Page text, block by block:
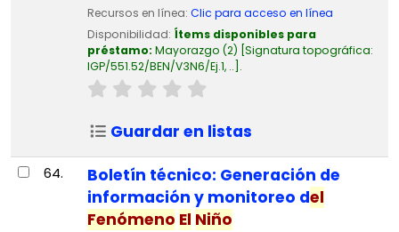
Recursos en línea: Clic para acceso en línea
Disponibilidad: Ítems disponibles para
préstamo: Mayorazgo (2) Signatura topográfica:
IGP/551.52/BEN/V3N6/Ej.1, .. .
Guardar en listas
64.
Boletín técnico: Generación de
información y monitoreo del
Fenómeno El Niño